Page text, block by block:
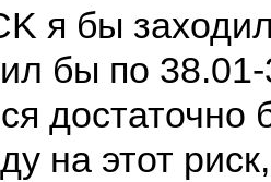
я бы
бы по
на этот